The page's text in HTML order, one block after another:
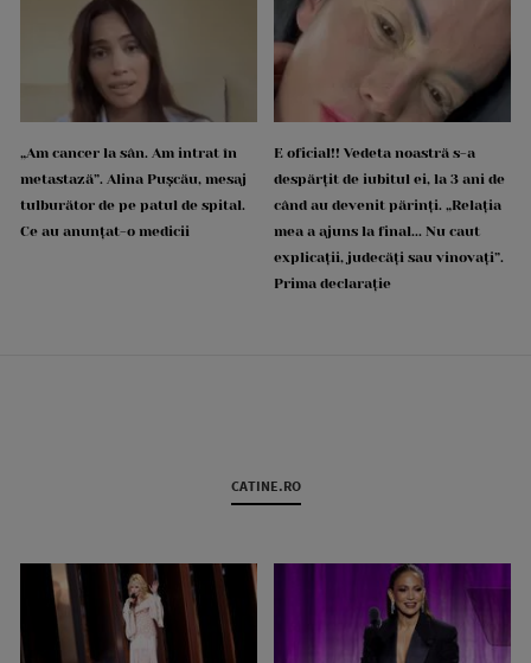
„Am cancer la sân. Am intrat în
metastază”. Alina Pușcău, mesaj
tulburător de pe patul de spital.
Ce au anunțat-o medicii
E oficial!! Vedeta noastră s-a
despărțit de iubitul ei, la 3 ani de
când au devenit părinți. „Relația
mea a ajuns la final... Nu caut
explicații, judecăți sau vinovați”.
Prima declarație
CATINE.RO